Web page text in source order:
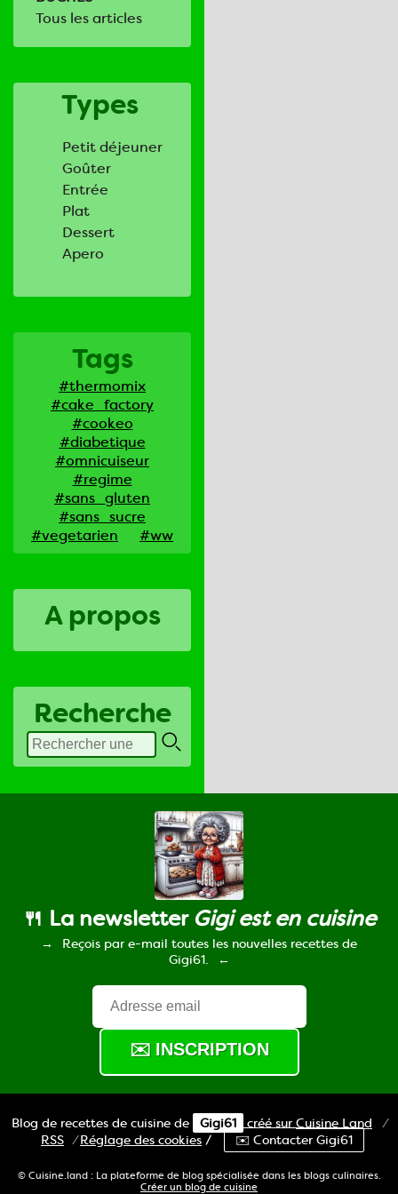
Tous les articles
Types
Petit déjeuner
Goûter
Entrée
Plat
Dessert
Apero
Tags
#thermomix
#cake_factory
#cookeo
#diabetique
#omnicuiseur
#regime
#sans_gluten
#sans_sucre
#vegetarien
#ww
A propos
Recherche
🍴 La newsletter Gigi est en cuisine
Reçois par e-mail toutes les nouvelles recettes de
Gigi61.
Blog de recettes de cuisine de Gigi61 créé sur Cuisine Land
⁄
RSS ⁄Réglage des cookies / ✉️ Contacter Gigi61
© Cuisine.land : La plateforme de blog spécialisée dans les blogs culinaires.
Créer un blog de cuisine